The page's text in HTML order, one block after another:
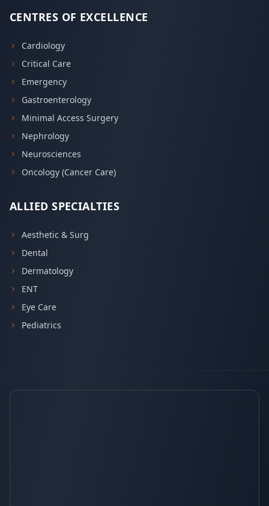
CENTRES OF EXCELLENCE
Cardiology
Critical Care
Emergency
Gastroenterology
Minimal Access Surgery
Nephrology
Neurosciences
Oncology (Cancer Care)
ALLIED SPECIALTIES
Aesthetic & Surg
Dental
Dermatology
ENT
Eye Care
Pediatrics